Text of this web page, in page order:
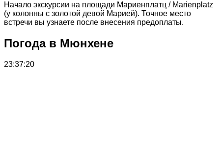
Начало экскурсии на площади Мариенплатц / Marienplatz
(у колонны с золотой девой Марией). Точное место
встречи вы узнаете после внесения предоплаты.
Погода в Мюнхене
23:37:20